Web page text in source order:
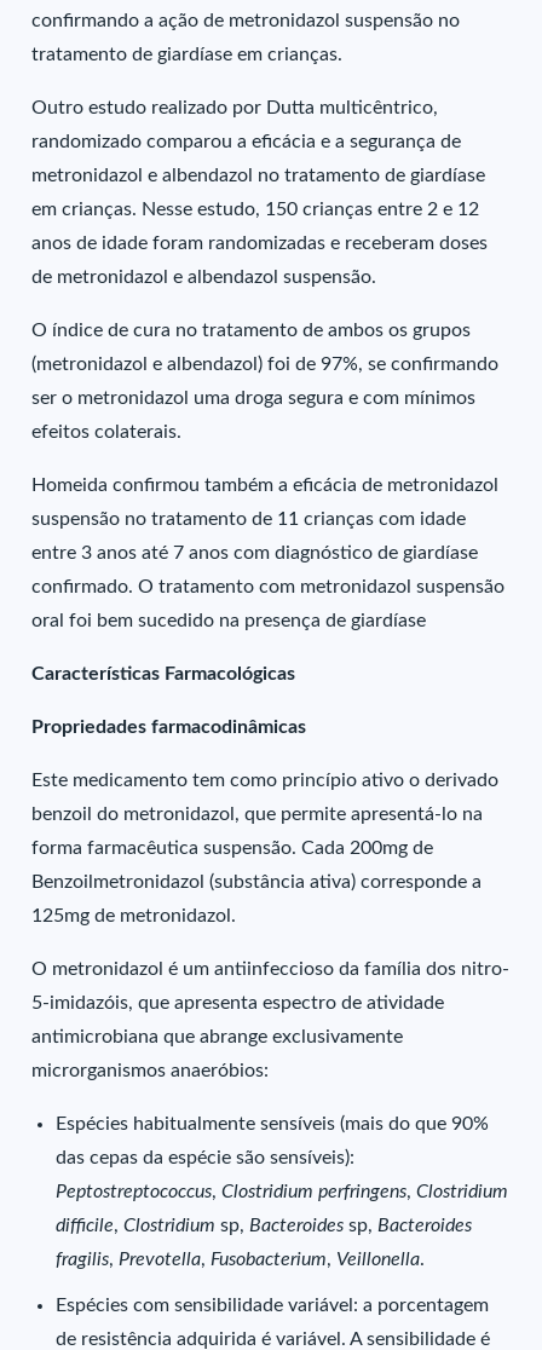
confirmando a ação de metronidazol suspensão no
tratamento de giardíase em crianças.
Outro estudo realizado por Dutta multicêntrico,
randomizado comparou a eficácia e a segurança de
metronidazol e albendazol no tratamento de giardíase
em crianças. Nesse estudo, 150 crianças entre 2 e 12
anos de idade foram randomizadas e receberam doses
de metronidazol e albendazol suspensão.
O índice de cura no tratamento de ambos os grupos
(metronidazol e albendazol) foi de 97%, se confirmando
ser o metronidazol uma droga segura e com mínimos
efeitos colaterais.
Homeida confirmou também a eficácia de metronidazol
suspensão no tratamento de 11 crianças com idade
entre 3 anos até 7 anos com diagnóstico de giardíase
confirmado. O tratamento com metronidazol suspensão
oral foi bem sucedido na presença de giardíase
Características Farmacológicas
Propriedades farmacodinâmicas
Este medicamento tem como princípio ativo o derivado
benzoil do metronidazol, que permite apresentá-lo na
forma farmacêutica suspensão. Cada 200mg de
Benzoilmetronidazol (substância ativa) corresponde a
125mg de metronidazol.
O metronidazol é um antiinfeccioso da família dos nitro-
5-imidazóis, que apresenta espectro de atividade
antimicrobiana que abrange exclusivamente
microrganismos anaeróbios:
Espécies habitualmente sensíveis (mais do que 90%
das cepas da espécie são sensíveis):
Peptostreptococcus,Clostridium perfringens,Clostridium
difficile,Clostridiumsp, Bacteroidessp, Bacteroides
fragilis, Prevotella, Fusobacterium, Veillonella.
Espécies com sensibilidade variável: a porcentagem
de resistência adquirida é variável. A sensibilidade é